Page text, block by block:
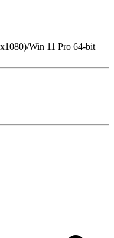
Win 11 Pro 64-bit